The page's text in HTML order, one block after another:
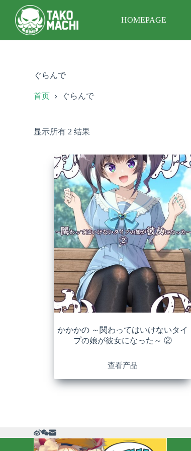
跳
过
内
容
HOMEPAGE
ぐらんで
首页 ぐらんで
显示所有 2 结果
かかかの ～関わってはいけないタイ
プの娘が彼女になった～ ②
查看产品